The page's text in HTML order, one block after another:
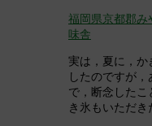
福岡県京都郡
味舎
実は，夏に，か
したのですが
で，断念した
き氷もいただき